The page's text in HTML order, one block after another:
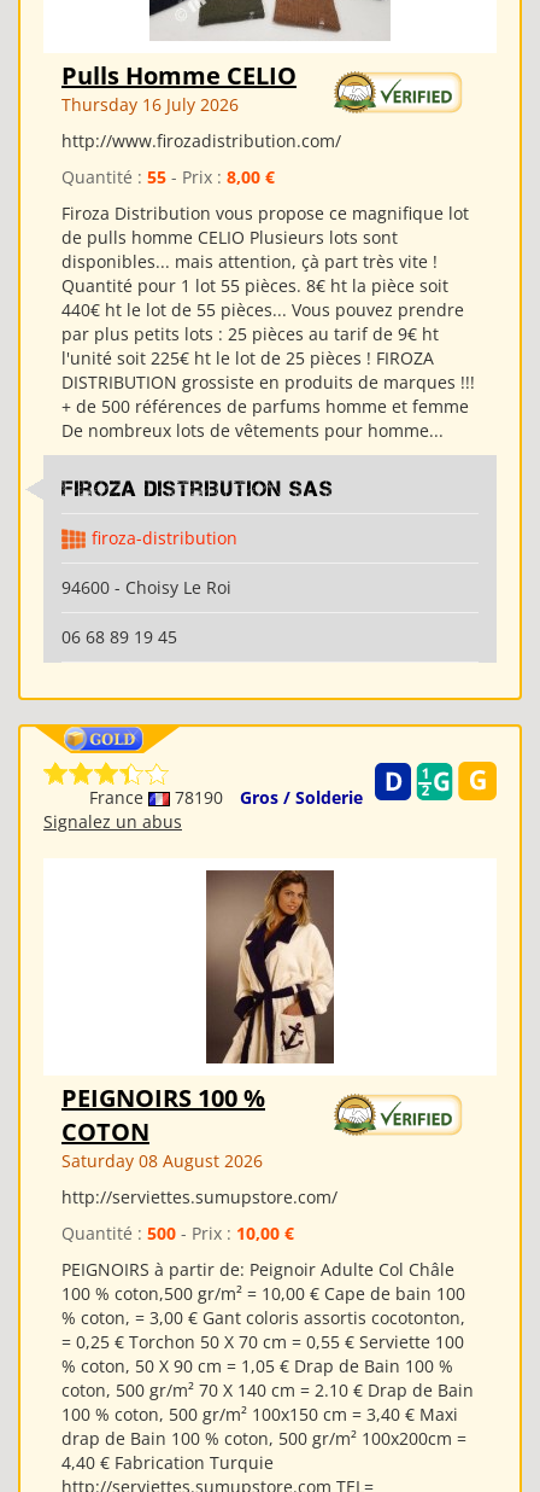
Pulls Homme CELIO
Thursday 16 July 2026
http://www.firozadistribution.com/
Quantité : 55 - Prix : 8,00 €
Firoza Distribution vous propose ce magnifique lot
de pulls homme CELIO Plusieurs lots sont
disponibles... mais attention, çà part très vite !
Quantité pour 1 lot 55 pièces. 8€ ht la pièce soit
440€ ht le lot de 55 pièces... Vous pouvez prendre
par plus petits lots : 25 pièces au tarif de 9€ ht
l'unité soit 225€ ht le lot de 25 pièces ! FIROZA
DISTRIBUTION grossiste en produits de marques !!!
+ de 500 références de parfums homme et femme
De nombreux lots de vêtements pour homme...
Firoza Distribution SAS
firoza-distribution
94600 - Choisy Le Roi
06 68 89 19 45
France 78190
Gros / Solderie
Signalez un abus
PEIGNOIRS 100 %
COTON
Saturday 08 August 2026
http://serviettes.sumupstore.com/
Quantité : 500 - Prix : 10,00 €
PEIGNOIRS à partir de: Peignoir Adulte Col Châle
100 % coton,500 gr/m² = 10,00 € Cape de bain 100
% coton, = 3,00 € Gant coloris assortis cocotonton,
= 0,25 € Torchon 50 X 70 cm = 0,55 € Serviette 100
% coton, 50 X 90 cm = 1,05 € Drap de Bain 100 %
coton, 500 gr/m² 70 X 140 cm = 2.10 € Drap de Bain
100 % coton, 500 gr/m² 100x150 cm = 3,40 € Maxi
drap de Bain 100 % coton, 500 gr/m² 100x200cm =
4,40 € Fabrication Turquie
http://serviettes.sumupstore.com TEL=